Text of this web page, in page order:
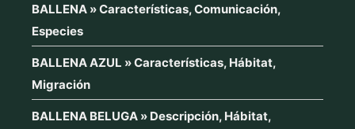
BALLENA » Características, Comunicación,
Especies
BALLENA AZUL » Características, Hábitat,
Migración
BALLENA BELUGA » Descripción, Hábitat,